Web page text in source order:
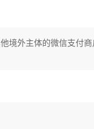
境外主体的微信支付